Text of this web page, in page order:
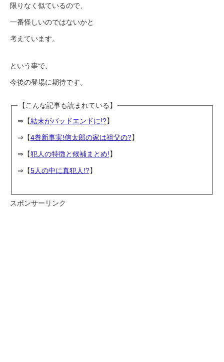
限りなく似ているので、
一番怪しいのではないかと
考えています。
という事で、
今後の登場に期待です。
【こんな記事も読まれている】
⇒【結末がバッドエンドに!?】
⇒【4巻新事実!信太郎の家は祖父の?】
⇒【犯人の特徴と候補まとめ!】
⇒【5人の中に真犯人!?】
スポンサーリンク